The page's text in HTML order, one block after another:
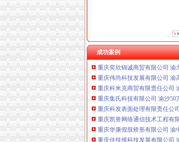
成功案例
重庆鸽牌电线电缆有限公司 渝
重庆海谛升进出口贸易有限公
重庆奕欣锦诚商贸有限公司 渝
重庆伟尚科技发展有限公司 渝
重庆科米克商贸有限责任公司
重庆集氏科技有限公司 渝沙50
重庆科发表面处理有限责任公
重庆凯誉网络通信技术工程有
重庆华康假肢矫形有限公司 渝
重庆佳技维科技发展有限公司
重庆福安药业集团凯斯特医药